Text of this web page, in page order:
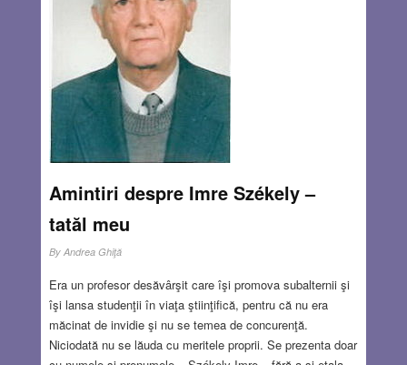
Amintiri despre Imre Székely –
tatăl meu
By Andrea Ghiţă
Era un profesor desăvârşit care îşi promova subalternii şi
îşi lansa studenţii în viaţa ştiinţifică, pentru că nu era
măcinat de invidie şi nu se temea de concurenţă.
Niciodată nu se lăuda cu meritele proprii. Se prezenta doar